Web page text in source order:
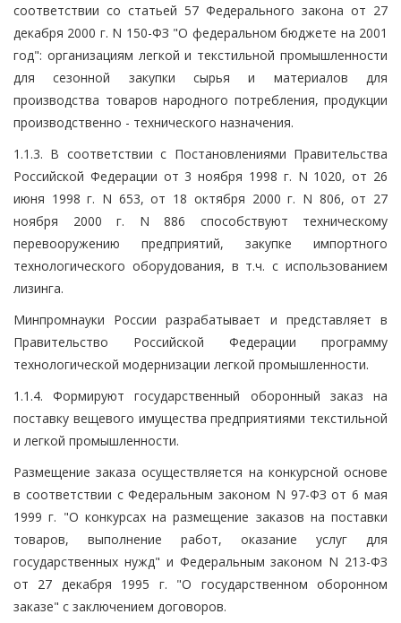
соответствии со статьей 57 Федерального закона от 27
декабря 2000 г. N 150-ФЗ "О федеральном бюджете на 2001
год": организациям легкой и текстильной промышленности
для сезонной закупки сырья и материалов для
производства товаров народного потребления, продукции
производственно - технического назначения.
1.1.3. В соответствии с Постановлениями Правительства
Российской Федерации от 3 ноября 1998 г. N 1020, от 26
июня 1998 г. N 653, от 18 октября 2000 г. N 806, от 27
ноября 2000 г. N 886 способствуют техническому
перевооружению предприятий, закупке импортного
технологического оборудования, в т.ч. с использованием
лизинга.
Минпромнауки России разрабатывает и представляет в
Правительство Российской Федерации программу
технологической модернизации легкой промышленности.
1.1.4. Формируют государственный оборонный заказ на
поставку вещевого имущества предприятиями текстильной
и легкой промышленности.
Размещение заказа осуществляется на конкурсной основе
в соответствии с Федеральным законом N 97-ФЗ от 6 мая
1999 г. "О конкурсах на размещение заказов на поставки
товаров, выполнение работ, оказание услуг для
государственных нужд" и Федеральным законом N 213-ФЗ
от 27 декабря 1995 г. "О государственном оборонном
заказе" с заключением договоров.